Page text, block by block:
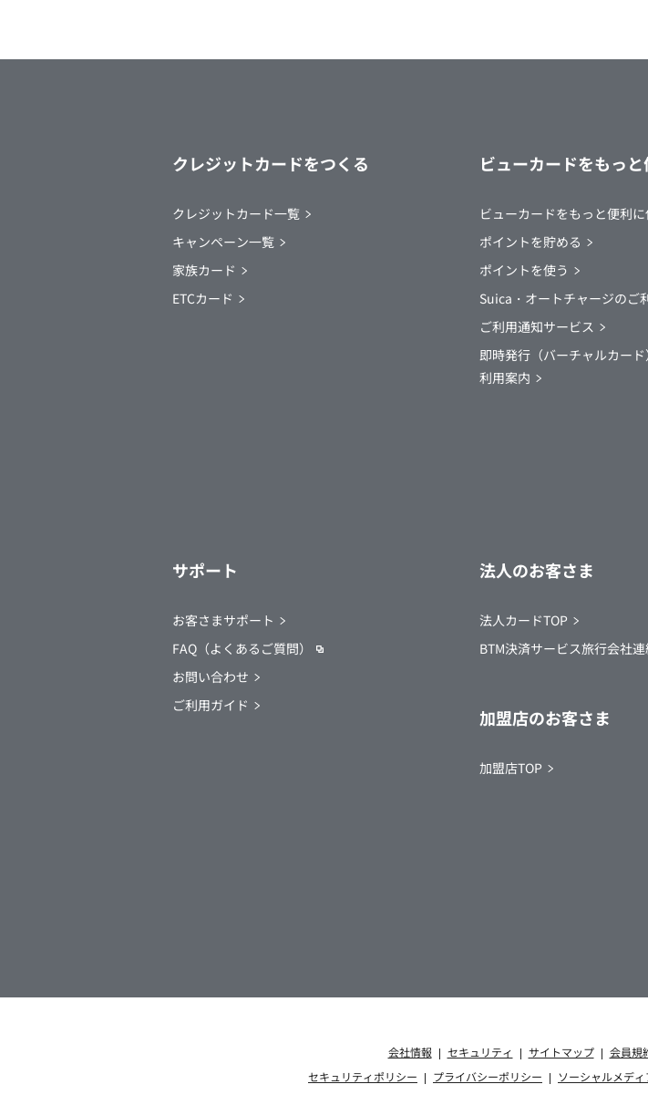
クレジットカードをつくる
クレジットカード一覧
キャンペーン一覧
家族カード
ETCカード
ビューカードをもっ
ビューカードをもっと便利に
ポイントを貯める
ポイントを使う
Suica・オートチャージのご
ご利用通知サービス
即時発行（バーチャルカー
利用案内
サポート
お客さまサポート
FAQ（よくあるご質問）
お問い合わせ
ご利用ガイド
法人のお客さま
法人カードTOP
BTM決済サービス旅行会社
加盟店のお客さま
加盟店TOP
会社情報 セキュリティ サイトマップ 会員規
セキュリティポリシー
プライバシーポリシー ソーシャルメデ